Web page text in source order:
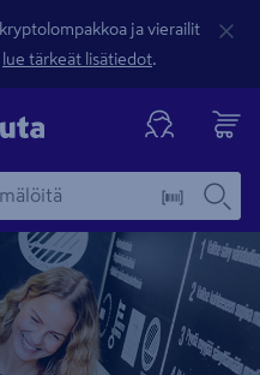
ja vierailit
lue tärkeät lisätiedot.